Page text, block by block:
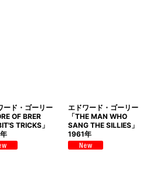
ード・ゴーリー
OF BRER
TRICKS」
エドワード・ゴーリー
「THE MAN WHO
SANG THE SILLIES」
1961年